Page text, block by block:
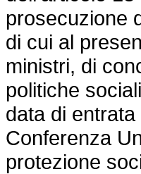
prosecuzione
di cui al
ministri, di
politiche
data di
Conferenza
protezione